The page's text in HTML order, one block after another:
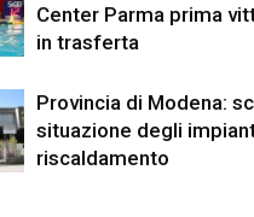
Center Parma prima
in trasferta
Provincia di Modena:
situazione degli
riscaldamento